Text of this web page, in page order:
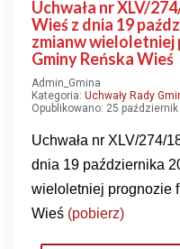
Uchwała nr XLV/
Wieś z dnia 19
zmianw
Gminy Reńska Wieś
Admin_Gmina
Kategoria: Uchwały Rady
Opublikowano: 25
Uchwała nr XLV/274/
dnia 19 października
wieloletniej prognozie
Wieś (pobierz)